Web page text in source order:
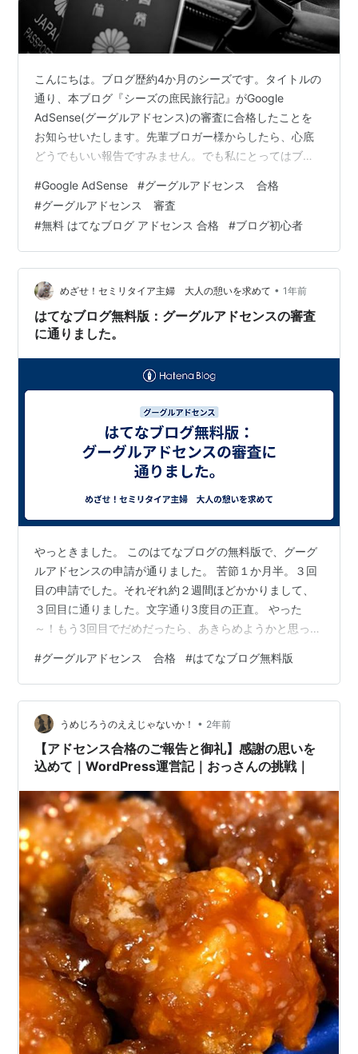
こんにちは。ブログ歴約4か月のシーズです。タイトルの
通り、本ブログ『シーズの庶民旅行記』がGoogle
AdSense(グーグルアドセンス)の審査に合格したことを
お知らせいたします。先輩ブロガー様からしたら、心底
どうでもいい報告ですみません。でも私にとってはブロ
格できたのが嬉しかったので書かせてください。”初心者
でも無料ブログでGoogle AdSense(グーグルアドセンス)
に合格できるのか？”この記事が、アドセンス合格を狙っ
ている方の参考になれば嬉しいです。 ブログをはじめた
きっかけ 運営者シーズのスキル グーグルアドセンス合格
までの経緯 …
#Google AdSense #グーグルアドセンス 合格
#グーグルアドセンス 審査
#無料 はてなブログ アドセンス 合格 #ブログ初心者
めざせ！セミリタイア主婦 大人の憩いを求めて • 1年前
はてなブログ無料版：グーグルアドセンスの審査
に通りました。
やっときました。 このはてなブログの無料版で、グーグ
ルアドセンスの申請が通りました。 苦節１か月半。３回
目の申請でした。それぞれ約２週間ほどかかりまして、
３回目に通りました。文字通り3度目の正直。 やった
～！もう3回目でだめだったら、あきらめようかと思って
具体的には分かりませんが、やったことを書いてみま
す。 ・引っ越し元のブログを完全に閉じた（２回目か
ら） ・引っ越し元のブログで登録していたグーグルサー
チコンソールとグーグルアナリティクスを解除した（２
回目から） ・記事が重複していたnoteの記事を下書きに
戻した（３回目から） ・却下された（…
#グーグルアドセンス 合格 #はてなブログ無料版
うめじろうのええじゃないか！ • 2年前
【アドセンス合格のご報告と御礼】感謝の思いを
込めて｜WordPress運営記｜おっさんの挑戦｜